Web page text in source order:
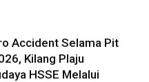
Accident Selama Pit
Kilang Plaju
HSSE Melalui